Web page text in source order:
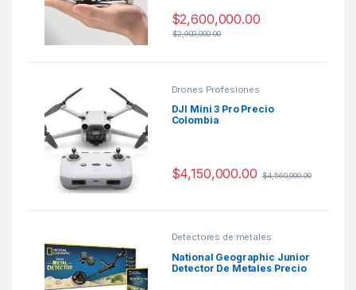
$2,600,000.00
$2,900,000.00
Drones Profesiones
DJI Mini 3 Pro Precio
Colombia
$4,150,000.00 $4,560,000.00
Detectores de metales
National Geographic Junior
Detector De Metales Precio